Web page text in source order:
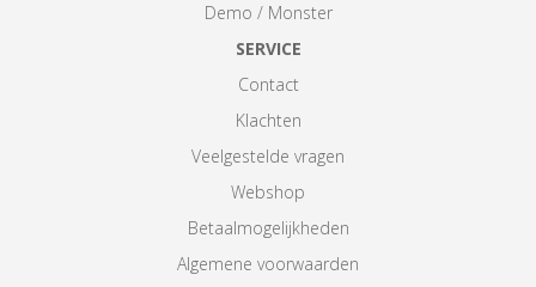
Demo / Monster
SERVICE
Contact
Klachten
Veelgestelde vragen
Webshop
Betaalmogelijkheden
Algemene voorwaarden